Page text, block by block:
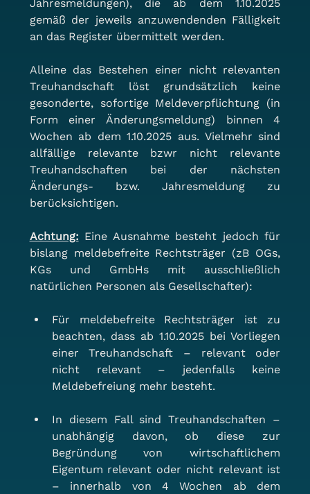
Jahresmeldungen), die ab dem 1.10.2025
gemäß der jeweils anzuwendenden Fälligkeit
an das Register übermittelt werden.
Alleine das Bestehen einer nicht relevanten
Treuhandschaft löst grundsätzlich keine
gesonderte, sofortige Meldeverpflichtung (in
Form einer Änderungsmeldung) binnen 4
Wochen ab dem 1.10.2025 aus. Vielmehr sind
allfällige relevante bzwr nicht relevante
Treuhandschaften bei der nächsten
Änderungs- bzw. Jahresmeldung zu
berücksichtigen.
Achtung: Eine Ausnahme besteht jedoch für
bislang meldebefreite Rechtsträger (zB OGs,
KGs und GmbHs mit ausschließlich
natürlichen Personen als Gesellschafter):
Für meldebefreite Rechtsträger ist zu
beachten, dass ab 1.10.2025 bei Vorliegen
einer Treuhandschaft – relevant oder
nicht relevant – jedenfalls keine
Meldebefreiung mehr besteht.
In diesem Fall sind Treuhandschaften –
unabhängig davon, ob diese zur
Begründung von wirtschaftlichem
Eigentum relevant oder nicht relevant ist
– innerhalb von 4 Wochen ab dem